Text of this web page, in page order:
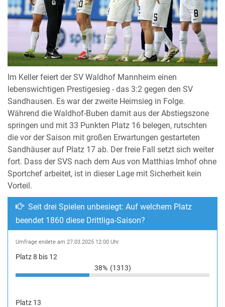
Im Keller feiert der SV Waldhof Mannheim einen
lebenswichtigen Prestigesieg - das 3:2 gegen den SV
Sandhausen. Es war der zweite Heimsieg in Folge.
Während die Waldhof-Buben damit aus der Abstiegszone
springen und mit 33 Punkten Platz 16 belegen, rutschten
die vor der Saison mit großen Erwartungen gestarteten
Sandhäuser auf Platz 17 ab. Der freie Fall setzt sich weiter
fort. Dass der SVS nach dem Aus von Matthias Imhof ohne
Sportchef arbeitet, ist in dieser Lage mit Sicherheit kein
Vorteil.
Seit drei Spielen unbesiegt: Auf welchem Platz
beendet 1860 diese Drittliga-Saison?
Umfrage endete am 27.03.2025 12:00 Uhr
Platz 8 bis 12
38% (1313)
Platz 13